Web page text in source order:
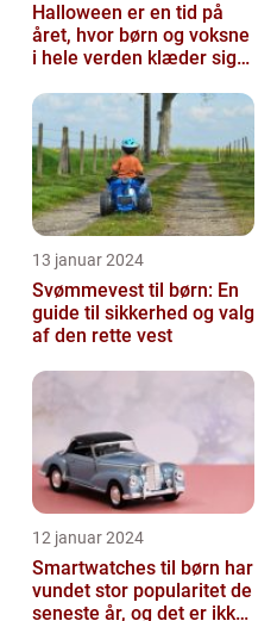
Halloween er en tid på
året, hvor børn og voksne
i hele verden klæder sig
fant...
13 januar 2024
Svømmevest til børn: En
guide til sikkerhed og valg
af den rette vest
12 januar 2024
Smartwatches til børn har
vundet stor popularitet de
seneste år, og det er ikke